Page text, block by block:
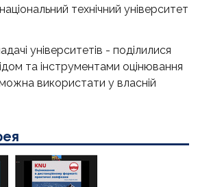
технічний університет
університетів - поділилися
та інструментами оцінювання
можна використати у власній